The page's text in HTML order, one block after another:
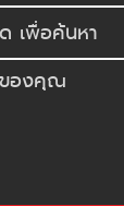
องคุณ